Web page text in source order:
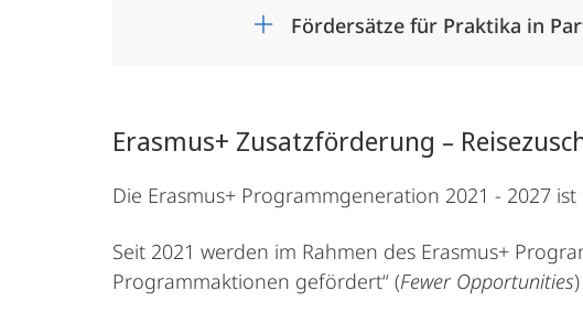
Fördersätze für Praktika in
Erasmus+ Zusatzförderung –
Die Erasmus+ Programmgeneration 2021 - 2027
Seit 2021 werden im Rahmen des Erasmus+
Programmaktionen gefördert“ (Fewer Opportunities